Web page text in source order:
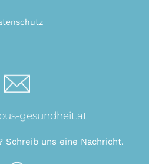
gesundheit.at
Schreib uns eine Nachricht.